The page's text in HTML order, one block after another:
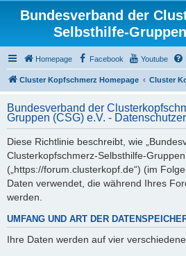
Bundesverband der
Selbsthilfe-
Homepage Facebook Youtube
Cluster Kopfschmerz Homepage Cluster
Bundesverband der
Gruppen (CSG) e.V. -
Diese Richtlinie beschreibt, wie
Clusterkopfschmerz-Selbsthilfe-Gruppen
(„https://forum.clusterkopf.de“) (im
Daten verwendet, die während Ihres
werden.
UMFANG UND ART DER
Ihre Daten werden auf vier